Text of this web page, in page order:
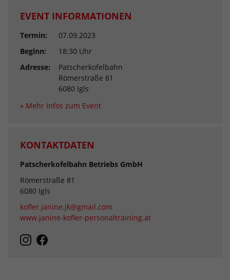
EVENT INFORMATIONEN
Termin:
07.09.2023
Beginn:
18:30 Uhr
Adresse:
Patscherkofelbahn
Römerstraße 81
6080 Igls
» Mehr Infos zum Event
KONTAKTDATEN
Patscherkofelbahn Betriebs GmbH
Römerstraße 81
6080 Igls
kofler.janine.jk@gmail.com
www.janine-kofler-personaltraining.at